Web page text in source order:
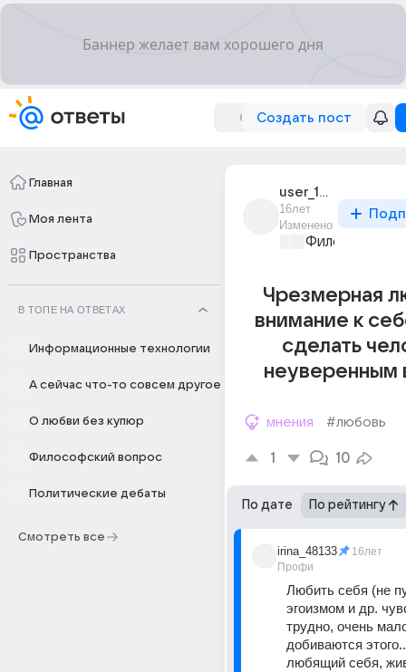
Создать пост
Главная
Моя лента
Пространства
В ТОПЕ НА ОТВЕТАХ
Информационные технологии
А сейчас что-то совсем другое
О любви без купюр
Философский вопрос
Политические дебаты
Смотреть все
user_13016177
16лет
Изменено
Философский
Чрезмерная
внимание к
сделать
неуверенным
мнения #любовь
1 10
По дате По рейтингу
irina_48133
Профи
16лет
Любить себя (не
эгоизмом и др.
трудно, очень
добиваются
любящий себя,